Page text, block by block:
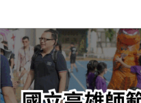
轉
至
主
內